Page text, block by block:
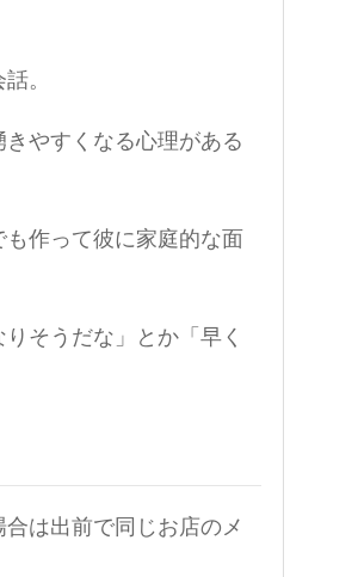
。
やすくなる心理がある
作って彼に家庭的な面
そうだな」とか「早く
は出前で同じお店のメ